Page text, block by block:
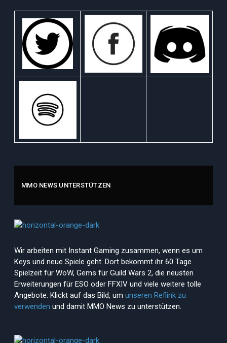
MMO NEWS UNTERSTÜTZEN
Wir arbeiten mit Instant Gaming zusammen, wenn es um
Keys und neue Spiele geht. Dort bekommt ihr 60 Tage
Spielzeit für WoW, Gems für Guild Wars 2, die neusten
Erweiterungen für ESO oder FFXIV und viele weitere tolle
Angebote. Klickt auf das Bild, um unseren Reflink zu
verwenden und damit MMO News zu unterstützen.